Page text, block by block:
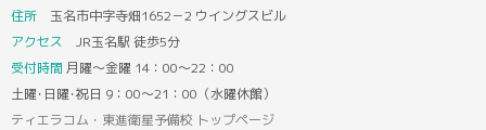
住所 玉名市中字寺畑1652－2 ウイングスビル
アクセス JR玉名駅 徒歩5分
受付時間 月曜～金曜 14：00～22：00
土曜･日曜･祝日 9：00～21：00（水曜休館）
ティエラコム・東進衛星予備校 トップページ